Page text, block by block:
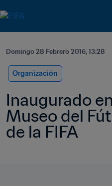
Domingo 28 Febrero 2016, 13:28
Organización
Inaugurado
Museo del
de la FIFA